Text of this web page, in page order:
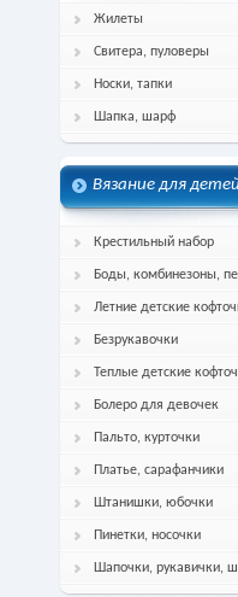
Жилеты
Свитера, пуловеры
Носки, тапки
Шапка, шарф
Вязание для детей
Крестильный набор
Боды, комбинезоны,
Летние детские
Безрукавочки
Теплые детские
Болеро для девочек
Пальто, курточки
Платье, сарафанчики
Штанишки, юбочки
Пинетки, носочки
Шапочки, рукавички,